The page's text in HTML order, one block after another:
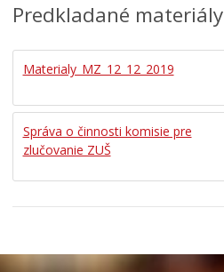
Predkladané materiály
Materialy_MZ_12_12_2019
Správa o činnosti komisie pre
zlučovanie ZUŠ